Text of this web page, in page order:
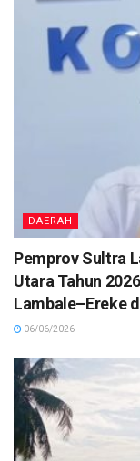
DAERAH
Pemprov Sultra
Utara Tahun
Lambale–Ereke
06/06/2026